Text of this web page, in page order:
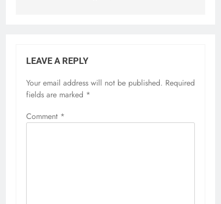
LEAVE A REPLY
Your email address will not be published. Required
fields are marked *
Comment *